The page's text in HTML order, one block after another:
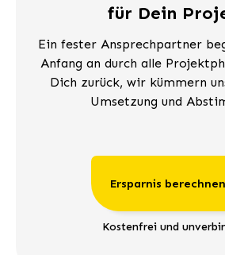
für Dein
Ein fester Ansprechpartner
Anfang an durch alle
Dich zurück, wir kümmern
Umsetzung und
Ersparnis berechnen
Kostenfrei und